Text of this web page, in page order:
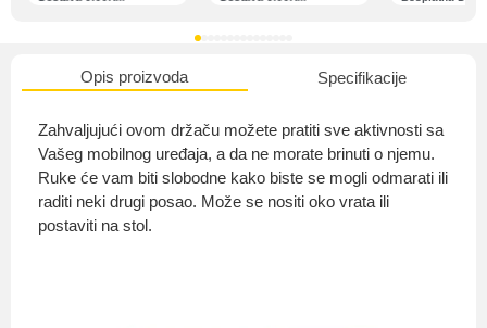
Opis proizvoda Specifikacije
Zahvaljujući ovom držaču možete pratiti sve aktivnosti sa
Vašeg mobilnog uređaja, a da ne morate brinuti o njemu.
Ruke će vam biti slobodne kako biste se mogli odmarati ili
raditi neki drugi posao. Može se nositi oko vrata ili
postaviti na stol.
O nama
Privatnost kupca